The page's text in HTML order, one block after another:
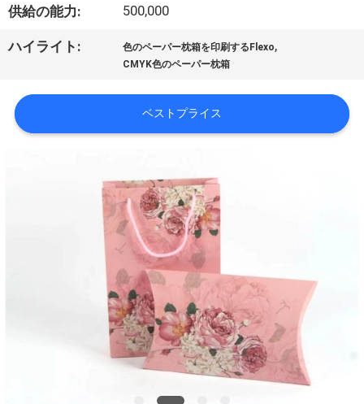
て
場
ツ
供給の能力: 500,000
ハイライト: 色のペーパー枕箱を印刷するFlexo,
CMYK色のペーパー枕箱
ベストプライス